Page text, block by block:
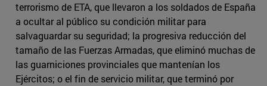
terrorismo de ETA, que llevaron a los soldados de España
a ocultar al público su condición militar para
salvaguardar su seguridad; la progresiva reducción del
tamaño de las Fuerzas Armadas, que eliminó muchas de
las guarniciones provinciales que mantenían los
Ejércitos; o el fin de servicio militar, que terminó por